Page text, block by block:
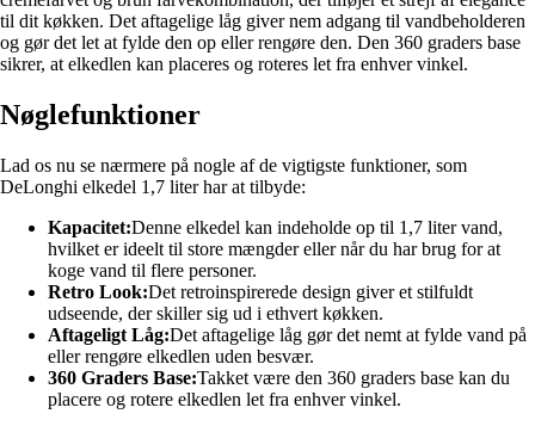
til dit køkken. Det aftagelige låg giver nem adgang til vandbeholderen
og gør det let at fylde den op eller rengøre den. Den 360 graders base
sikrer, at elkedlen kan placeres og roteres let fra enhver vinkel.
Nøglefunktioner
Lad os nu se nærmere på nogle af de vigtigste funktioner, som
DeLonghi elkedel 1,7 liter har at tilbyde:
Kapacitet:Denne elkedel kan indeholde op til 1,7 liter vand,
hvilket er ideelt til store mængder eller når du har brug for at
koge vand til flere personer.
Retro Look:Det retroinspirerede design giver et stilfuldt
udseende, der skiller sig ud i ethvert køkken.
Aftageligt Låg:Det aftagelige låg gør det nemt at fylde vand på
eller rengøre elkedlen uden besvær.
360 Graders Base:Takket være den 360 graders base kan du
placere og rotere elkedlen let fra enhver vinkel.